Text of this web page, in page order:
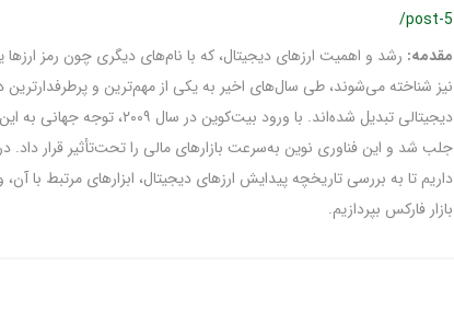
/post-5
مقدمه: رشد و اهمیت ارزهای دیجیتال، که با نام‌های دیگری چون رمز ارزها
نیز شناخته می‌شوند، طی سال‌های اخیر به یکی از مهم‌ترین و پرطرفدارترین
دیجیتالی تبدیل شده‌اند. با ورود بیت‌کوین در سال
جلب شد و این فناوری نوین به‌سرعت بازارهای مالی را تحت‌تأثیر قرار داد.
داریم تا به بررسی تاریخچه پیدایش ارزهای دیجیتال، ابزارهای مرتبط با آن،
بازار فارکس بپردازیم.